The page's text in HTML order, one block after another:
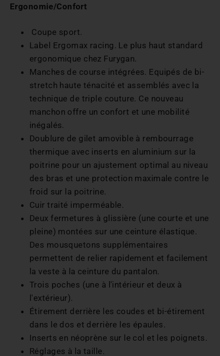
Ergonomie/Confort
Coupe sport.
Label Ergomax racing. Le plus haut standard
ergonomique chez Furygan.
Manches de course intégrées. Equipés de bi-
stretch haute ténacité et assemblés avec la
technique de triple couture. Ce nouveau
manchon offre un confort et une mobilité
inégalés.
Doublure de gilet amovible à rembourrage
thermique avec inserts en aluminium sur la
poitrine pour un ajustement optimal au niveau
des bras et une protection maximale contre le
froid sur la poitrine.
Cuir traité imperméable.
Deux fermetures à glissière (une courte et une
pleine) montées sur une ceinture élastique.
Des mousquetons supplémentaires
permettent de relier rapidement et facilement
la veste à la ceinture du pantalon.
Trois poches (une à l'intérieur et deux à
l'extérieur).
Étirement derrière les coudes et bi-étirement
dans le dos et derrière les épaules.
Inserts en néoprène sur le col et les poignets.
Réglages à la taille.